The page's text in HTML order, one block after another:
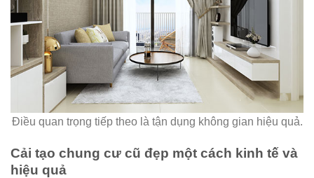
Điều quan trọng tiếp theo là tận dụng không gian hiệu quả.
Cải tạo chung cư cũ đẹp một cách kinh tế và
hiệu quả